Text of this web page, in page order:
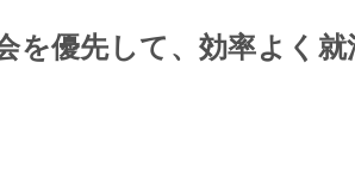
を優先して、効率よく